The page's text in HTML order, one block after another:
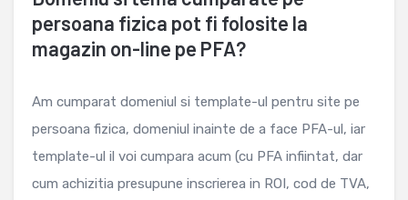
persoana fizica pot fi folosite la
magazin on-line pe PFA?
Am cumparat domeniul si template-ul pentru site pe
persoana fizica, domeniul inainte de a face PFA-ul, iar
template-ul il voi cumpara acum (cu PFA infiintat, dar
cum achizitia presupune inscrierea in ROI, cod de TVA,